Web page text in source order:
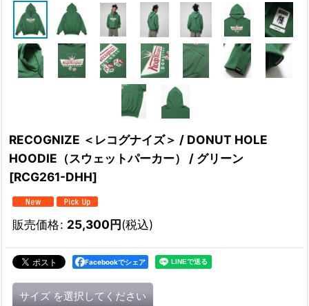
RECOGNIZE ＜レコグナイズ＞ / DONUT HOLE
HOODIE（スウェットパーカー） / グリーン
[RCG261-DHH]
販売価格: 25,300円(税込)
Facebookでシェア
サイズ を選択してください